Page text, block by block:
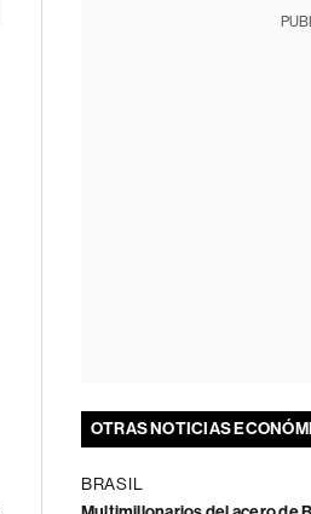
OTRAS NOTICIAS
BRASIL